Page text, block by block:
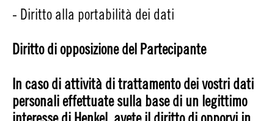
- Diritto alla portabilità dei dati
Diritto di opposizione del Partecipante
In caso di attività di trattamento dei vostri dati
personali effettuate sulla base di un legittimo